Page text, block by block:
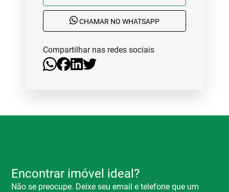
CHAMAR NO WHATSAPP
Compartilhar nas redes sociais
Encontrar imóvel ideal?
Não se preocupe. Deixe seu email e telefone que um